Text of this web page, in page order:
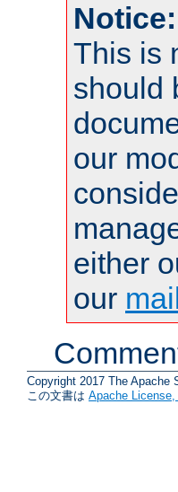
Notice:
This is
should
our
either
our
Copyright 2017 The Apache
この文書は Apache